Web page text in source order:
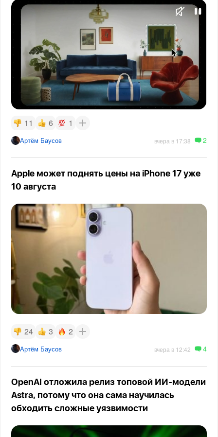
11 6 1
Артём Баусов вчера в 17:38 2
Apple может поднять цены на iPhone 17 уже
10 августа
24 3 2
Артём Баусов вчера в 12:42 4
OpenAI отложила релиз топовой ИИ-модели
Astra, потому что она сама научилась
обходить сложные уязвимости